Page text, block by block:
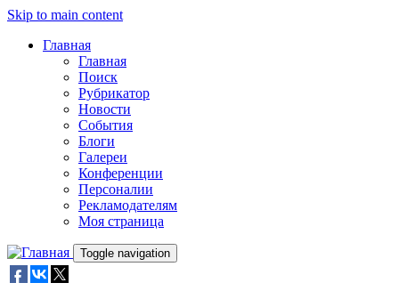
Skip to main content
Главная
Главная
Поиск
Рубрикатор
Новости
События
Блоги
Галереи
Конференции
Персоналии
Рекламодателям
Моя страница
Toggle navigation